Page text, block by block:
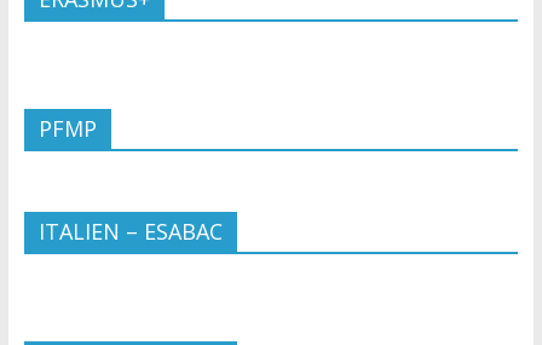
PFMP
ITALIEN – ESABAC